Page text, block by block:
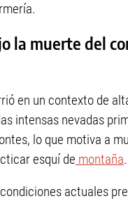
la muerte del
en un contexto de
intensas nevadas
lo que motiva a
esquí de montaña.
actuales